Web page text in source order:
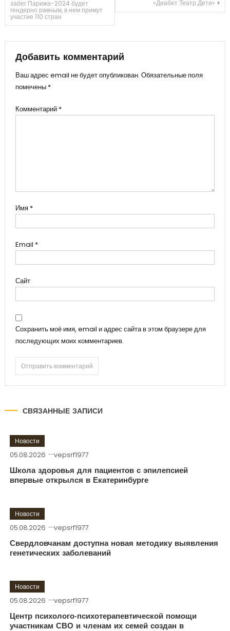
по
записям
забег Парижа-2024 будет
гендерно равным, в нем примут
участие 110 стран
«Диабет.Театр.Дети»
Добавить комментарий
Ваш адрес email не будет опубликован. Обязательные поля
помечены *
Комментарий *
Имя *
Email *
Сайт
Сохранить моё имя, email и адрес сайта в этом браузере для
последующих моих комментариев.
СВЯЗАННЫЕ ЗАПИСИ
Новости
05.08.2026 vepsrf1977
Школа здоровья для пациентов с эпилепсией
впервые открылся в Екатеринбурге
Новости
05.08.2026 vepsrf1977
Свердловчанам доступна новая методику выявления
генетических заболеваний
Новости
05.08.2026 vepsrf1977
Центр психолого-психотерапевтической помощи
участникам СВО и членам их семей создан в